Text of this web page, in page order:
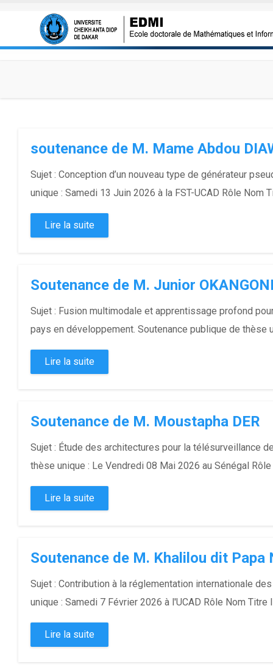
soutenance de M. Mame Abdou
Sujet : Conception d’un nouveau type de générateur
unique : Samedi 13 Juin 2026 à la FST-UCAD Rôle Nom
Lire la suite
Soutenance de M. Junior
Sujet : Fusion multimodale et apprentissage profond
pays en développement. Soutenance publique de thèse
Lire la suite
Soutenance de M. Moustapha DER
Sujet : Étude des architectures pour la télésurveillance
thèse unique : Le Vendredi 08 Mai 2026 au Sénégal
Lire la suite
Soutenance de M. Khalilou dit Papa
Sujet : Contribution à la réglementation internationale
unique : Samedi 7 Février 2026 à l'UCAD Rôle Nom Titre
Lire la suite